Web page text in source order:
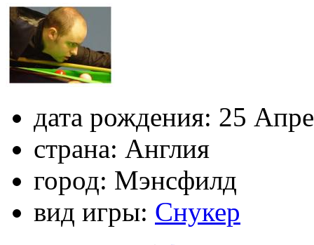
дата рождения: 25
страна: Англия
город: Мэнсфилд
вид игры: Снукер